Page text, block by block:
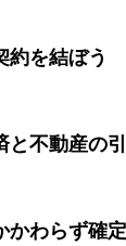
約を結ぼう
と不動産の
かわらず確